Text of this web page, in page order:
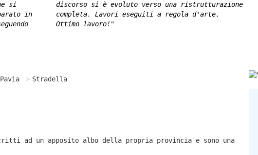
si
in
discorso si è evoluto verso una ristrutturazione
completa. Lavori eseguiti a regola d'arte.
Ottimo lavoro!"
Pavia Stradella
ad un apposito albo della propria provincia e sono una